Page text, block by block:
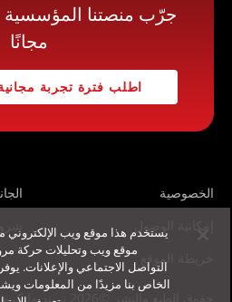
جرّب منصتنا المؤسسية
مجانًا
اطلب فترة تجربة مجانية لمدة
الخصوصية
خريطة الموقع
يستخدم هذا موقع ويب الإلكتروني
موقع ويب وتحليلات حركة
التواصل الاجتماعي والإعلانات.
الخاص بنا مزيدًا من المعلومات